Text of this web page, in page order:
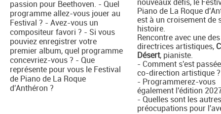
passion pour Beethoven. - Quel
programme allez-vous jouer au
Festival ? - Avez-vous un
compositeur favori ? - Si vous
pouviez enregistrer votre
premier album, quel programme
concevriez-vous ? - Que
représente pour vous le Festival
de Piano de La Roque
d'Anthéron ?
Piano de La Roque
est à un croisement de
histoire.
Rencontre avec une
directrices artistiques,
Désert, pianiste.
- Comment s'est
co-direction artistique ?
- Programmerez-vous
également l'édition
- Quelles sont les
préocupations pour